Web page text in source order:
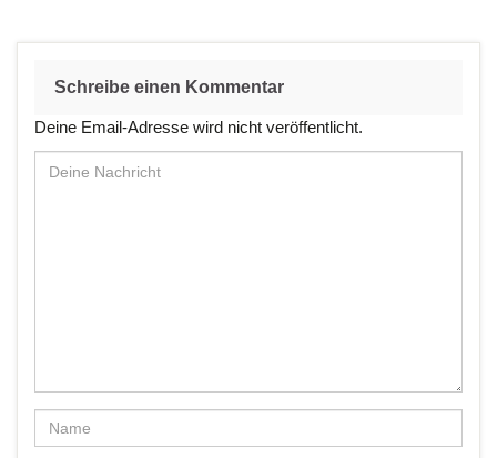
Schreibe einen Kommentar
Deine Email-Adresse wird nicht veröffentlicht.